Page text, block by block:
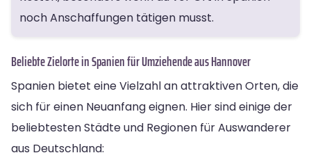
noch Anschaffungen tätigen musst.
Beliebte Zielorte in Spanien für Umziehende aus Hannover
Spanien bietet eine Vielzahl an attraktiven Orten, die
sich für einen Neuanfang eignen. Hier sind einige der
beliebtesten Städte und Regionen für Auswanderer
aus Deutschland: